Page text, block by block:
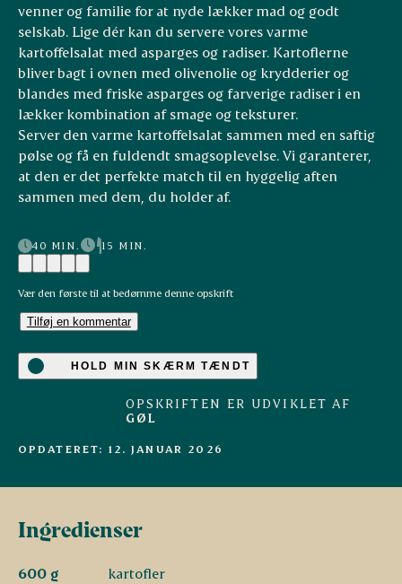
venner og familie for at nyde lækker mad og godt
selskab. Lige dér kan du servere vores varme
kartoffelsalat med asparges og radiser. Kartoflerne
bliver bagt i ovnen med olivenolie og krydderier og
blandes med friske asparges og farverige radiser i en
lækker kombination af smage og teksturer.
Server den varme kartoffelsalat sammen med en saftig
pølse og få en fuldendt smagsoplevelse. Vi garanterer,
at den er det perfekte match til en hyggelig aften
sammen med dem, du holder af.
40 MIN. 15 MIN.
Vær den første til at bedømme denne opskrift
Tilføj en kommentar
HOLD MIN SKÆRM TÆNDT
OPSKRIFTEN ER UDVIKLET AF
GØL
OPDATERET: 12. JANUAR 2026
Ingredienser
600 g
kartofler